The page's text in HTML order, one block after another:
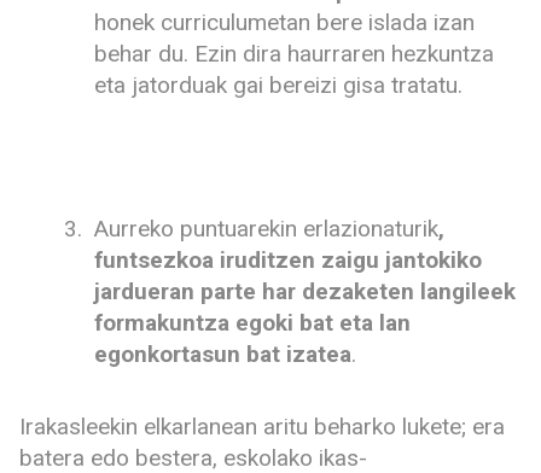
honek curriculumetan bere islada izan
behar du. Ezin dira haurraren hezkuntza
eta jatorduak gai bereizi gisa tratatu.
Aurreko puntuarekin erlazionaturik,
funtsezkoa iruditzen zaigu jantokiko
jardueran parte har dezaketen langileek
formakuntza egoki bat eta lan
egonkortasun bat izatea.
Irakasleekin elkarlanean aritu beharko lukete; era
batera edo bestera, eskolako ikas-